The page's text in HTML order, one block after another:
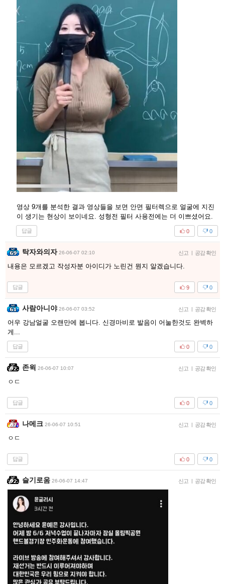
영상 9개를 분석한 결과 영상들을 보면 안면 필터렉으로 얼굴에 지진
이 생기는 현상이 보이네요. 성형전 필터 사용전에는 더 이쁘셨어요.
답글 0
0
탁자와의자 26-06-07 02:10 신고 | 공감 확인
내용은 모르겠고 작성자분 아이디가 노린건 뭔지 알겠습니다.
답글 0
9
사람아니야 26-06-07 03:52 신고 | 공감 확인
어우 강남얼굴 오랜만에 봅니다. 신경마비로 발음이 어눌한것도 완벽하
게...
답글 0
0
존윅 26-06-07 10:07 신고 | 공감 확인
ㅇㄷ
답글 0
0
나메크 26-06-07 10:51 신고 | 공감 확인
ㅇㄷ
답글 0
0
슬기로움 26-06-07 14:47 신고 | 공감 확인